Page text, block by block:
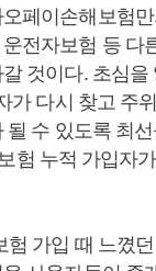
페이손해보험
전자보험 등 다
것이다. 초심을
가 다시 찾고 주
수 있도록 최선
험 누적 가입자
험 가입 때 느꼈